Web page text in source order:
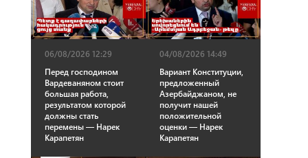
06/08/2026 12:29
Перед господином
Вардеваняном стоит
большая работа,
результатом которой
должны стать
перемены — Нарек
Карапетян
04/08/2026 14:49
Вариант Конституции,
предложенный
Азербайджаном, не
получит нашей
положительной
оценки — Нарек
Карапетян